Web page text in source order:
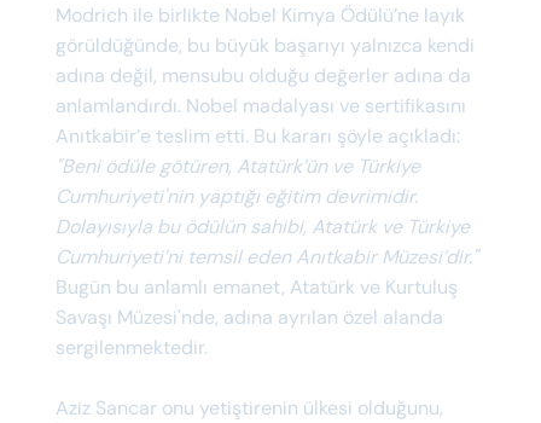
Modrich ile birlikte Nobel Kimya Ödülü’ne layık
görüldüğünde, bu büyük başarıyı yalnızca kendi
adına değil, mensubu olduğu değerler adına da
anlamlandırdı. Nobel madalyası ve sertifikasını
Anıtkabir’e teslim etti. Bu kararı şöyle açıkladı:
"Beni ödüle götüren, Atatürk’ün ve Türkiye
Cumhuriyeti'nin yaptığı eğitim devrimidir.
Dolayısıyla bu ödülün sahibi, Atatürk ve Türkiye
Cumhuriyeti’ni temsil eden Anıtkabir Müzesi’dir."
Bugün bu anlamlı emanet, Atatürk ve Kurtuluş
Savaşı Müzesi'nde, adına ayrılan özel alanda
sergilenmektedir.
Aziz Sancar onu yetiştirenin ülkesi olduğunu,